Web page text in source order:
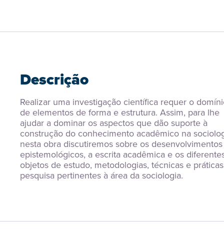
Descrição
Realizar uma investigação científica requer o
de elementos de forma e estrutura. Assim, para lhe
ajudar a dominar os aspectos que dão suporte à
construção do conhecimento acadêmico na
nesta obra discutiremos sobre os desenvolvimentos
epistemológicos, a escrita acadêmica e os
objetos de estudo, metodologias, técnicas e
pesquisa pertinentes à área da sociologia.